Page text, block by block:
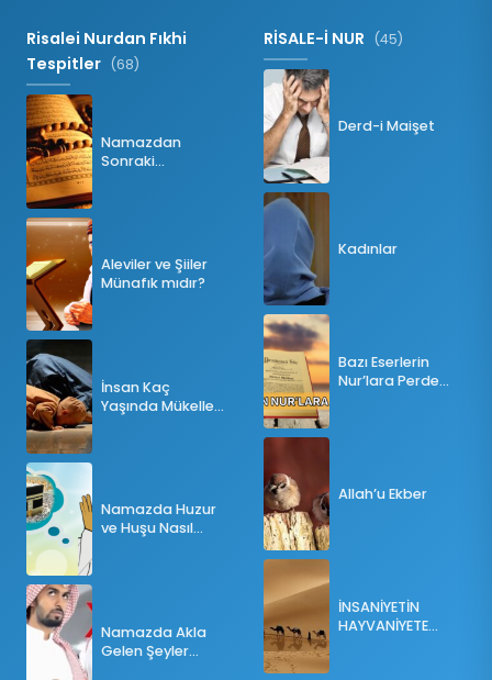
Risalei Nurdan Fıkhi
Tespitler (68)
Namazdan
Sonraki
Aleviler ve Şiiler
Münafık mıdır?
İnsan Kaç
Yaşında Mükellef
Namazda Huzur
ve Huşu Nasıl
Namazda Akla
Gelen Şeyler
RİSALE-İ NUR (45)
Derd-i Maişet
Kadınlar
Bazı Eserlerin
Nur’lara Perde
Allah’u Ekber
İNSANİYETİN
HAYVANİYETE